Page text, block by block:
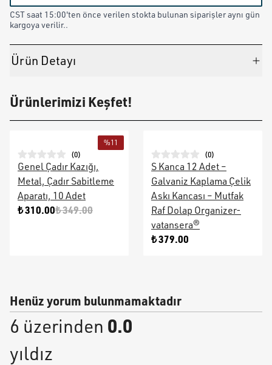
CST saat 15:00'ten önce verilen stokta bulunan siparişler aynı gün
kargoya verilir..
Ürün Detayı
Ürünlerimizi Keşfet!
%11
(0)
Genel Çadır Kazığı,
Metal, Çadır Sabitleme
Aparatı, 10 Adet
₺ 310.00₺ 349.00
(0)
S Kanca 12 Adet –
Galvaniz Kaplama Çelik
Askı Kancası – Mutfak
Raf Dolap Organizer-
vatansera®
₺ 379.00
Henüz yorum bulunmamaktadır
6 üzerinden 0.0
yıldız